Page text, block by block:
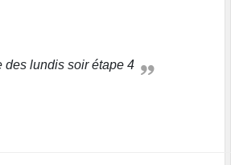
des lundis soir étape 4